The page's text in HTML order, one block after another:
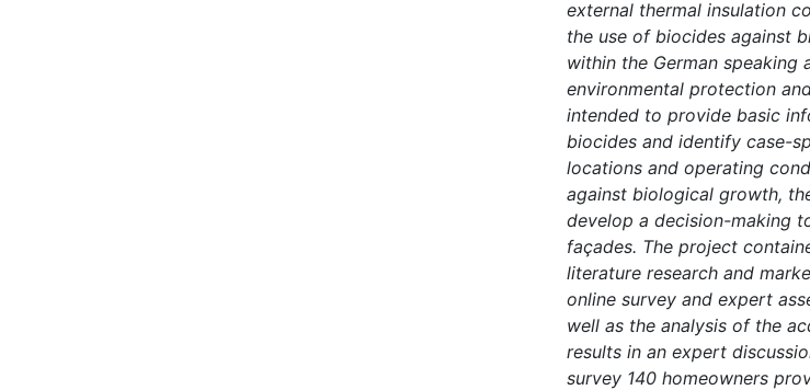
external thermal insulation
the use of biocides against
within the German speaking
environmental protection
intended to provide basic
biocides and identify case-
locations and operating
against biological growth,
develop a decision-making
façades. The project
literature research and
online survey and expert
well as the analysis of the
results in an expert
survey 140 homeowners